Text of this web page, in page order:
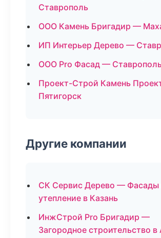
Ставрополь
ООО Камень Бригадир —
ИП Интерьер Дерево —
ООО Pro Фасад —
Проект-Строй Камень
Пятигорск
Другие компании
СК Сервис Дерево — Фасады
утепление в Казань
ИнжСтрой Pro Бригадир —
Загородное строительство в